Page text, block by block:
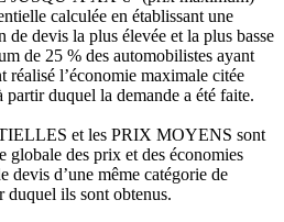
calculée en établissant une
devis la plus élevée et la plus basse
de 25 % des automobilistes ayant
réalisé l’économie maximale citée
duquel la demande a été faite.
et les PRIX MOYENS sont
globale des prix et des économies
devis d’une même catégorie de
duquel ils sont obtenus.